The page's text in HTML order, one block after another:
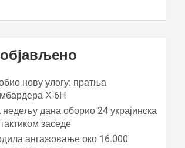
нову улогу: пратња
Х-6Н
недељу дана оборио 24 украјинска
заседе
ангажовање око 16.000